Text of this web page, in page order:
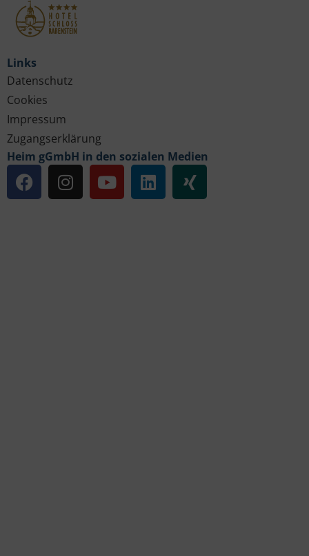
Links
Datenschutz
Cookies
Impressum
Zugangserklärung
Heim gGmbH in den sozialen Medien